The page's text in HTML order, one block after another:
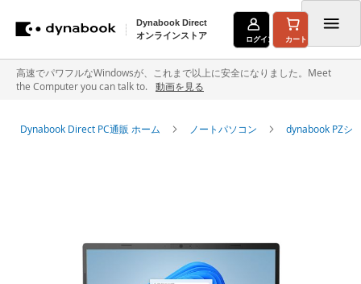
Dynabook Direct
オンラインストア
ログイン カート
高速でパワフルなWindowsが、これまで以上に安全になりました。Meet
the Computer you can talk to.
動画を見る
Dynabook Direct PC通販 ホーム ノートパソコン dynabook PZシ